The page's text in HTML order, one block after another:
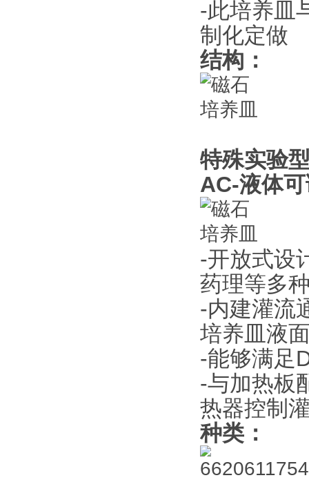
-此培养皿
制化定做
结构：
特殊实验
AC-液体
-开放式设
药理等多
-内建灌流
培养皿液
-能够满足
-与加热板
热器控制
种类：